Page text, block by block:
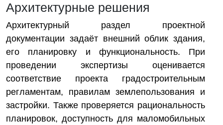
Архитектурные решения
Архитектурный раздел проектной
документации задаёт внешний облик здания,
его планировку и функциональность. При
проведении экспертизы оценивается
соответствие проекта градостроительным
регламентам, правилам землепользования и
застройки. Также проверяется рациональность
планировок, доступность для маломобильных